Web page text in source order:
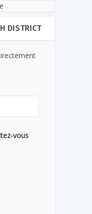
DISTRICT
vous